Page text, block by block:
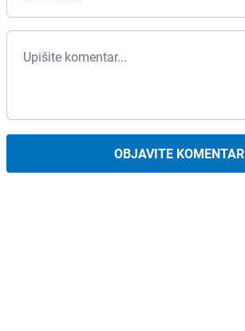
OBJAVITE KOMENTAR